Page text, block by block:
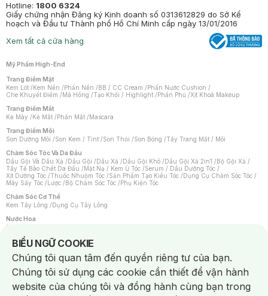
Hotline: 1800 6324
Giấy chứng nhận Đăng ký Kinh doanh số 0313612829 do Sở Kế
hoạch và Đầu tư Thành phố Hồ Chí Minh cấp ngày 13/01/2016
Xem tất cả cửa hàng
Mỹ Phẩm High-End
Trang Điểm Mặt
Kem Lót /Kem Nền /Phấn Nền /BB / CC Cream /Phấn Nước Cushion /
Che Khuyết Điểm /Má Hồng /Tạo Khối / Highlight /Phấn Phủ /Xịt Khoá Makeup
Trang Điểm Mắt
Kẻ Mày /Kẻ Mắt /Phấn Mắt /Mascara
Trang Điểm Môi
Son Dưỡng Môi /Son Kem / Tint /Son Thỏi /Son Bóng /Tẩy Trang Mắt / Môi
Chăm Sóc Tóc Và Da Đầu
Dầu Gội Và Dầu Xả /Dầu Gội /Dầu Xả /Dầu Gội Khô /Dầu Gội Xả 2in1 /Bộ Gội Xả /
Tẩy Tế Bào Chết Da Đầu /Mặt Nạ / Kem Ủ Tóc /Serum / Dầu Dưỡng Tóc /
Xịt Dưỡng Tóc /Thuốc Nhuộm Tóc /Sản Phẩm Tạo Kiểu Tóc /Dụng Cụ Chăm Sóc Tóc /
Máy Sấy Tóc /Lược /Bộ Chăm Sóc Tóc /Phụ Kiện Tóc
Chăm Sóc Cơ Thể
Kem Tẩy Lông /Dụng Cụ Tẩy Lông
Nước Hoa
Nước Hoa Nữ
Chăm Sóc Cá Nhân
Chống Muỗi /Khẩu Trang /Máy Massage/Mặt Nạ Xông Hơi /Nước Rửa Tay/
Sản Phẩm Chăm Sóc Khác /Bàn Chải Đánh Răng /Bàn Chải Điện/
Hỗ Trợ Trắng Răng/Kem Đánh Răng /Máy Tăm Nước/ Nước Súc Miệng/
Tăm / Chỉ Nha Khoa/ Xịt Thơm Miệng / Dung Dịch Vệ Sinh/Dưỡng Vùng Kín/
Khăn Ướt Vệ Sinh Vùng Kín/Băng Vệ Sinh/Tampon/Bọt Cạo Râu /Dao Cạo Râu/
Máy Cạo Râu
BIỂU NGỮ COOKIE
Notice about cookies usage
Chúng tôi quan tâm đến quyền riêng tư của bạn.
Chúng tôi sử dụng các cookie cần thiết để vận hành
website của chúng tôi và đồng hành cùng bạn trong